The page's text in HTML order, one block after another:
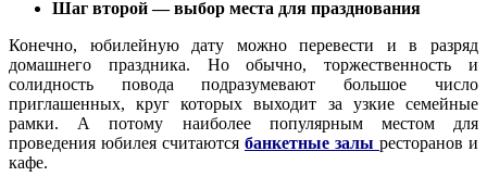
Шаг второй — выбор места для празднования
Конечно, юбилейную дату можно перевести и в разряд
домашнего праздника. Но обычно, торжественность и
солидность повода подразумевают большое число
приглашенных, круг которых выходит за узкие семейные
рамки. А потому наиболее популярным местом для
проведения юбилея считаются банкетные залы ресторанов и
кафе.